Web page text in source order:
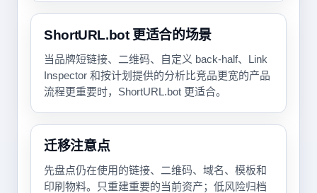
ShortURL.bot 更适合的场景
当品牌短链接、二维码、自定义 back-half、Link
Inspector 和按计划提供的分析比竞品更宽的产品
流程更重要时，ShortURL.bot 更适合。
迁移注意点
先盘点仍在使用的链接、二维码、域名、模板和
印刷物料。只重建重要的当前资产；低风险归档